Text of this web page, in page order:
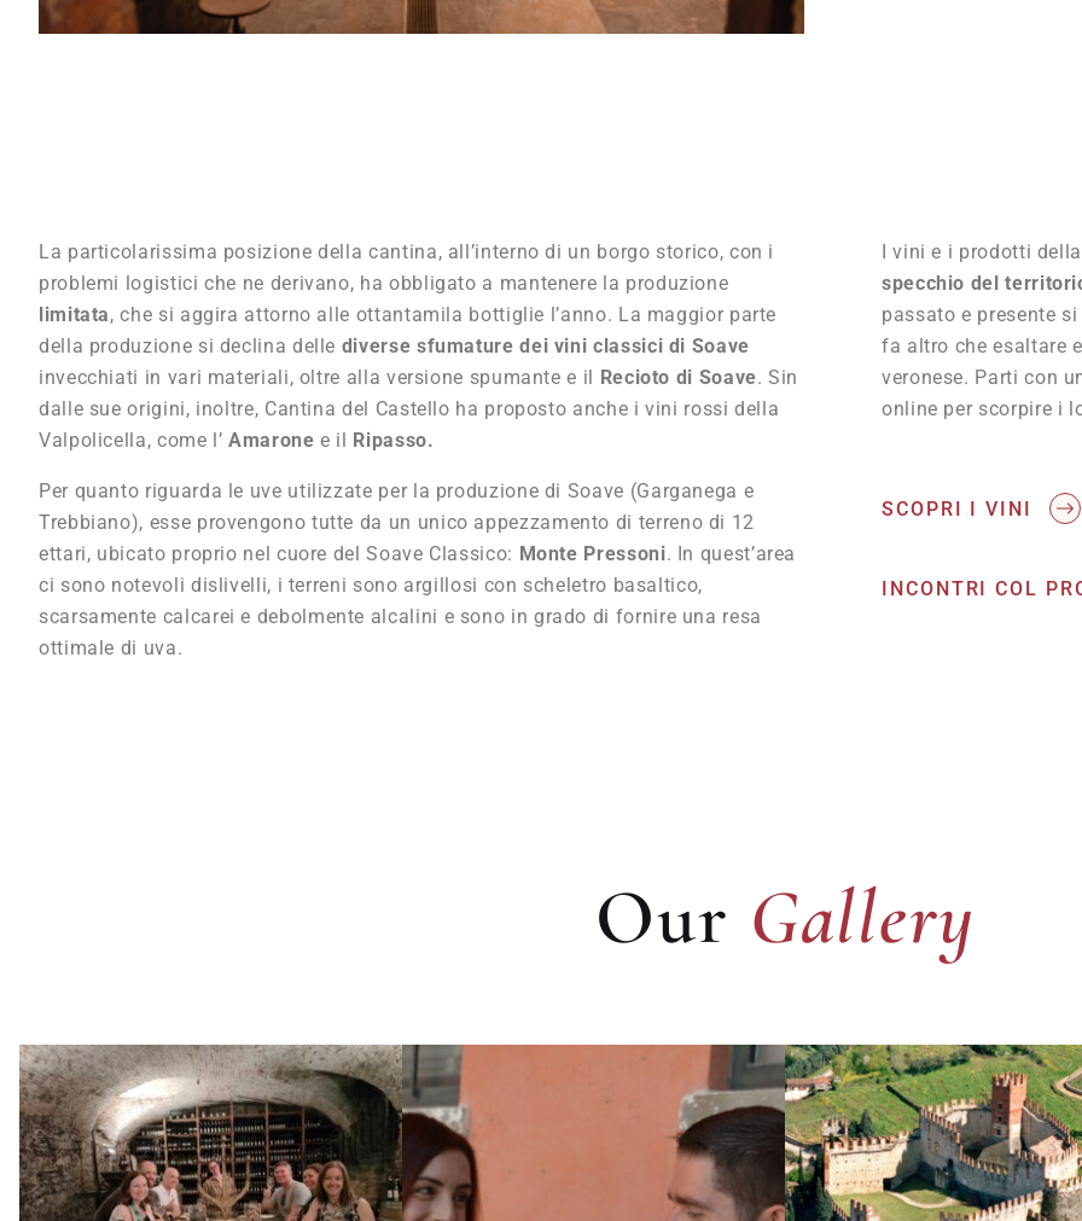
La particolarissima posizione della cantina, all’interno di un borgo storico, con i
problemi logistici che ne derivano, ha obbligato a mantenere la produzione
limitata, che si aggira attorno alle ottantamila bottiglie l’anno. La maggior parte
della produzione si declina delle diverse sfumature dei vini classici di Soave
invecchiati in vari materiali, oltre alla versione spumante e il Recioto di Soave. Sin
dalle sue origini, inoltre, Cantina del Castello ha proposto anche i vini rossi della
Valpolicella, come l’Amaronee il Ripasso.
Per quanto riguarda le uve utilizzate per la produzione di Soave (Garganega e
Trebbiano), esse provengono tutte da un unico appezzamento di terreno di 12
ettari, ubicato proprio nel cuore del Soave Classico: Monte Pressoni. In quest’area
ci sono notevoli dislivelli, i terreni sono argillosi con scheletro basaltico,
scarsamente calcarei e debolmente alcalini e sono in grado di fornire una resa
ottimale di uva.
I vini e i prodotti
specchio del
passato e presente
fa altro che esaltare
veronese. Parti con
online per scorpire i
SCOPRI I VINI
INCONTRI COL
Our Gallery